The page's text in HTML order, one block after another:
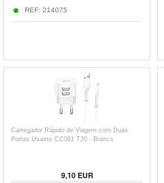
REF: 214075
Carregador Rápido de Viagem com Duas
Portas Usams CC081 T20 - Branco
9,10EUR